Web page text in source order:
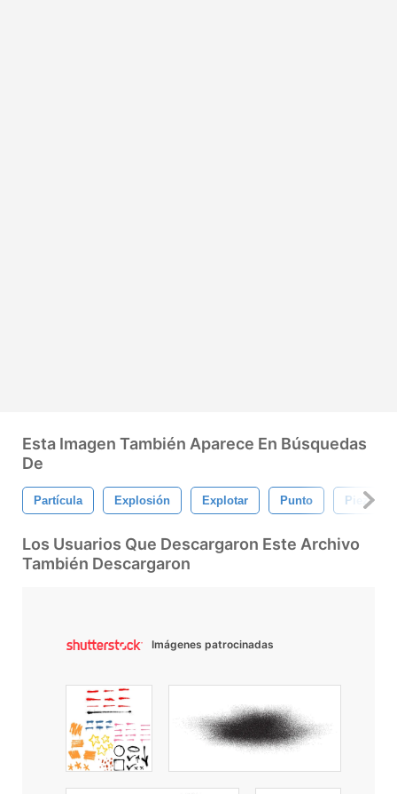
Esta Imagen También Aparece En Búsquedas
De
Partícula Explosión Explotar Punto Piezas
Los Usuarios Que Descargaron Este Archivo
También Descargaron
Imágenes patrocinadas